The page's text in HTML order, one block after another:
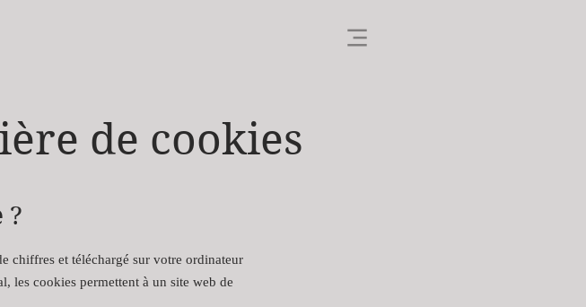
de cookies
?
chiffres et téléchargé sur votre ordinateur
les cookies permettent à un site web de